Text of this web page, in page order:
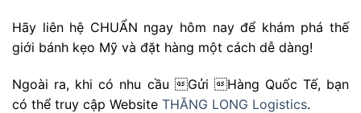
Hãy liên hệ CHUẨN ngay hôm nay để khám phá thế
giới bánh kẹo Mỹ và đặt hàng một cách dễ dàng!
Ngoài ra, khi có nhu cầu Gửi Hàng Quốc Tế, bạn
có thể truy cập Website THĂNG LONG Logistics.